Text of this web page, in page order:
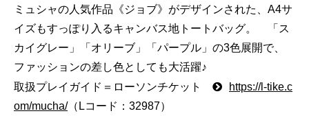
ミュシャの人気作品《ジョブ》がデザインされた、A4サ
イズもすっぽり入るキャンバス地トートバッグ。 「ス
カイグレー」「オリーブ」「パープル」の3色展開で、
ファッションの差し色としても大活躍♪
取扱プレイガイド＝ローソンチケット
https://l-tike.c
om/mucha/（Lコード：32987）